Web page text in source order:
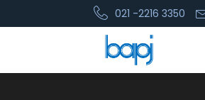
021 -2216 3350